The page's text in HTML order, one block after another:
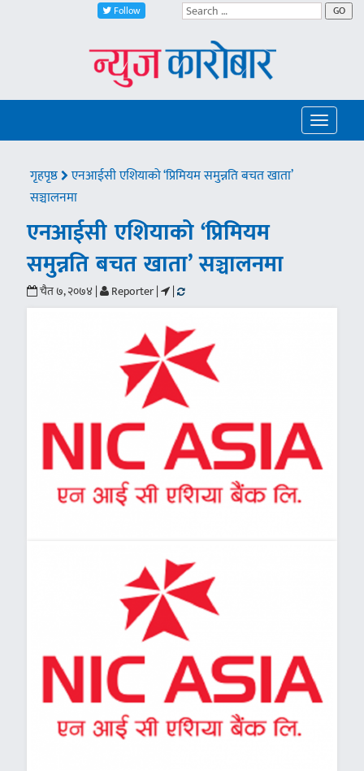
Follow GO
Toggle
गृहपृष्ठ
एनआईसी एशियाको ‘प्रिमियम समुन्नति बचत खाता’
सञ्चालनमा
एनआईसी एशियाको ‘प्रिमियम
समुन्नति बचत खाता’ सञ्चालनमा
चैत ७, २०७४ | Reporter | |